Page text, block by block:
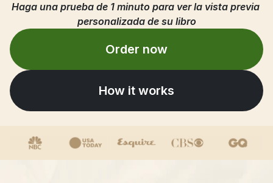
Haga una prueba de 1 minuto para ver la vista previa
personalizada de su libro
Order now
How it works